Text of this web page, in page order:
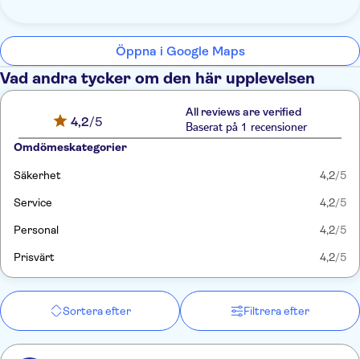
Öppna i Google Maps
Vad andra tycker om den här upplevelsen
4,2/5
All reviews are verified
Baserat på 1 recensioner
Omdömeskategorier
Säkerhet 4,2/5
Service 4,2/5
Personal 4,2/5
Prisvärt 4,2/5
Sortera efter Filtrera efter